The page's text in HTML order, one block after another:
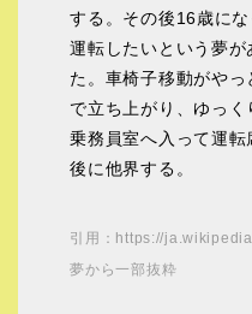
する。その後16歳に
運転したいという夢が
た。車椅子移動がや
で立ち上がり、ゆっく
乗務員室へ入って運
後に他界する。
引用：https://
夢から一部抜粋